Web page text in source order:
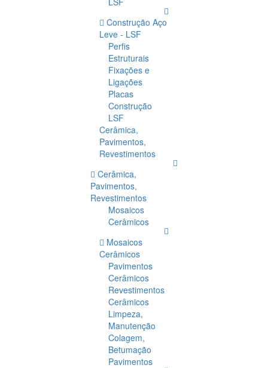
Construção Aço
Leve - LSF
Perfis
Estruturais
Fixações e
Ligações
Placas
Construção
LSF
Cerâmica,
Pavimentos,
Revestimentos
Cerâmica,
Pavimentos,
Revestimentos
Mosaicos
Cerâmicos
Mosaicos
Cerâmicos
Pavimentos
Cerâmicos
Revestimentos
Cerâmicos
Limpeza,
Manutenção
Colagem,
Betumação
Pavimentos